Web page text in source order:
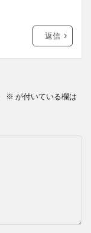
返信
※ が付いている欄は